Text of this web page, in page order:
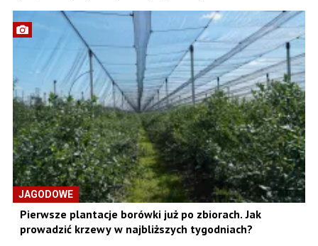
JAGODOWE
Pierwsze plantacje borówki już po zbiorach. Jak
prowadzić krzewy w najbliższych tygodniach?